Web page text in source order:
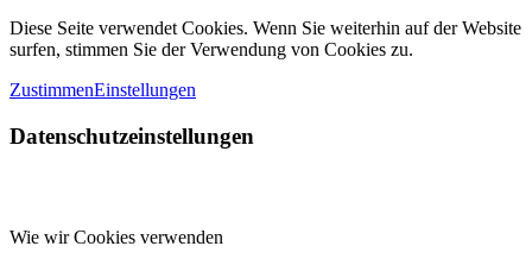
Diese Seite verwendet Cookies. Wenn Sie weiterhin auf der Website
surfen, stimmen Sie der Verwendung von Cookies zu.
ZustimmenEinstellungen
Datenschutzeinstellungen
Wie wir Cookies verwenden